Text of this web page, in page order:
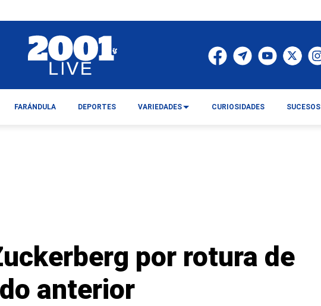
por rotura de
anterior
FARÁNDULA DEPORTES VARIEDADES CURIOSIDADES SUCESOS